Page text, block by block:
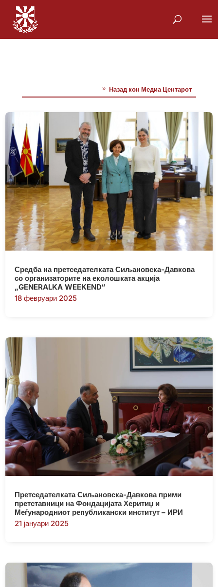
Назад кон Медиа Центарот
Средба на претседателката Сиљановска-Давкова
со организаторите на еколошката акција
„GENERALKA WEEKEND“
18 февруари 2025
Претседателката Сиљановска-Давкова прими
претставници на Фондацијата Херитиџ и
Меѓународниот републикански институт – ИРИ
21 јануари 2025